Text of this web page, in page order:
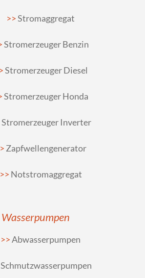
Stromaggregat
Stromerzeuger Benzin
Stromerzeuger Diesel
Stromerzeuger Honda
Stromerzeuger Inverter
Zapfwellengenerator
Notstromaggregat
Wasserpumpen
Abwasserpumpen
Schmutzwasserpumpen